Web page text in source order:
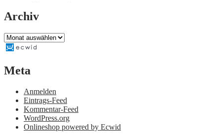
Archiv
Archiv
Meta
Anmelden
Eintrags-Feed
Kommentar-Feed
WordPress.org
Onlineshop powered by Ecwid